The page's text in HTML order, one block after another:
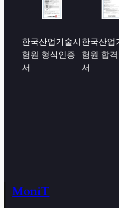
한국산업기술시
험원 형식인증
서
한국산업
험원 합
서
MoniT